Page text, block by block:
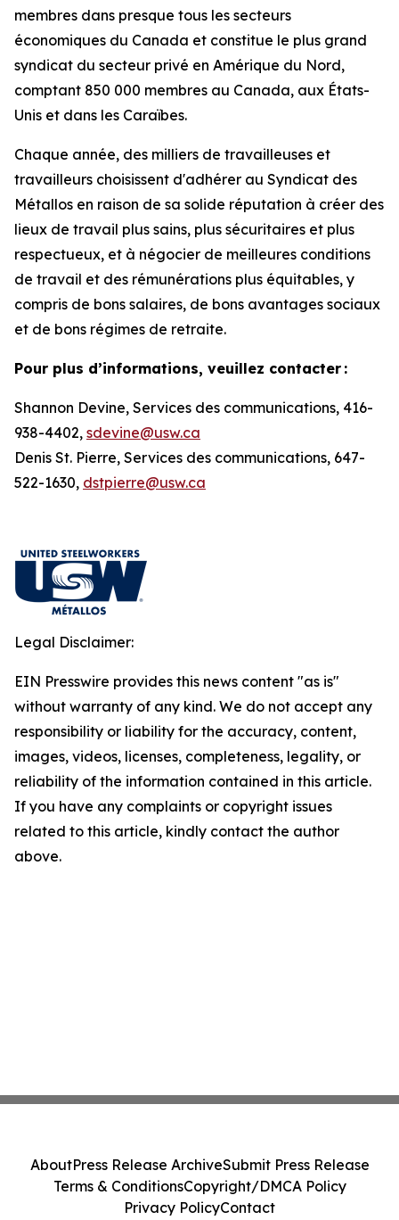
membres dans presque tous les secteurs
économiques du Canada et constitue le plus grand
syndicat du secteur privé en Amérique du Nord,
comptant 850 000 membres au Canada, aux États-
Unis et dans les Caraïbes.
Chaque année, des milliers de travailleuses et
travailleurs choisissent d'adhérer au Syndicat des
Métallos en raison de sa solide réputation à créer des
lieux de travail plus sains, plus sécuritaires et plus
respectueux, et à négocier de meilleures conditions
de travail et des rémunérations plus équitables, y
compris de bons salaires, de bons avantages sociaux
et de bons régimes de retraite.
Pour plus d’informations, veuillez contacter :
Shannon Devine, Services des communications, 416-
938-4402, sdevine@usw.ca
Denis St. Pierre, Services des communications, 647-
522-1630, dstpierre@usw.ca
Legal Disclaimer:
EIN Presswire provides this news content "as is"
without warranty of any kind. We do not accept any
responsibility or liability for the accuracy, content,
images, videos, licenses, completeness, legality, or
reliability of the information contained in this article.
If you have any complaints or copyright issues
related to this article, kindly contact the author
above.
AboutPress Release ArchiveSubmit Press Release
Terms & ConditionsCopyright/DMCA Policy
Privacy PolicyContact